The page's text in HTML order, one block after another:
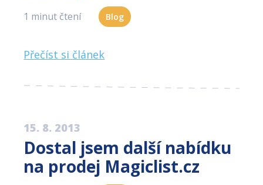
1 minut čtení Blog
Přečíst si článek
15. 8. 2013
Dostal jsem další nabídku
na prodej Magiclist.cz